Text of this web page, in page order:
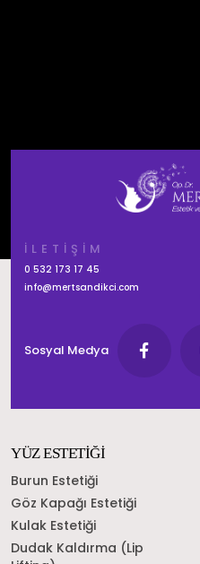
İLETİŞİM
0 532 173 17 45
info@mertsandikci.com
Sosyal Medya
YÜZ ESTETİĞİ
Burun Estetiği
Göz Kapağı Estetiği
Kulak Estetiği
Dudak Kaldırma (Lip